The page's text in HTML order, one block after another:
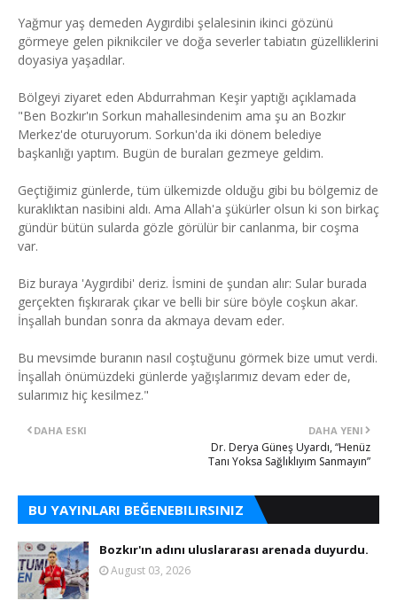
Yağmur yaş demeden Aygırdibi şelalesinin ikinci gözünü
görmeye gelen piknikciler ve doğa severler tabiatın güzelliklerini
doyasiya yaşadılar.
Bölgeyi ziyaret eden Abdurrahman Keşir yaptığı açıklamada
"Ben Bozkır'ın Sorkun mahallesindenim ama şu an Bozkır
Merkez'de oturuyorum. Sorkun'da iki dönem belediye
başkanlığı yaptım. Bugün de buraları gezmeye geldim.
Geçtiğimiz günlerde, tüm ülkemizde olduğu gibi bu bölgemiz de
kuraklıktan nasibini aldı. Ama Allah'a şükürler olsun ki son birkaç
gündür bütün sularda gözle görülür bir canlanma, bir coşma
var.
Biz buraya 'Aygırdibi' deriz. İsmini de şundan alır: Sular burada
gerçekten fışkırarak çıkar ve belli bir süre böyle coşkun akar.
İnşallah bundan sonra da akmaya devam eder.
Bu mevsimde buranın nasıl coştuğunu görmek bize umut verdi.
İnşallah önümüzdeki günlerde yağışlarımız devam eder de,
sularımız hiç kesilmez."
DAHA YENI
Dr. Derya Güneş Uyardı, “Henüz
Tanı Yoksa Sağlıklıyım Sanmayın”
DAHA ESKI
BU YAYINLARI BEĞENEBILIRSINIZ
Bozkır'ın adını uluslararası arenada duyurdu.
August 03, 2026